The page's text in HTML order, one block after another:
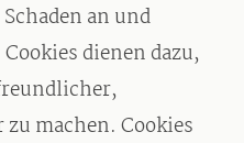
an und
dienen dazu,
machen. Cookies